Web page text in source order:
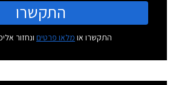
התקשרו
התקשרו או מלאו פרטים ונחזור